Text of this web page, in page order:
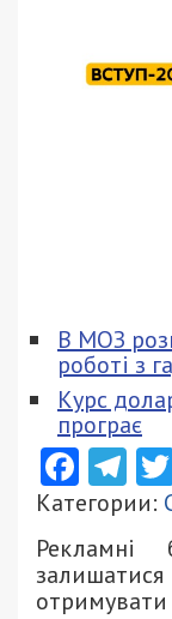
В МОЗ
роботі з
Курс
програє
Категории: